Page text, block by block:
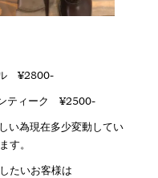
ル ¥2800-
ティーク ¥2500-
い為現在多少変動してい
す。
たいお客様は